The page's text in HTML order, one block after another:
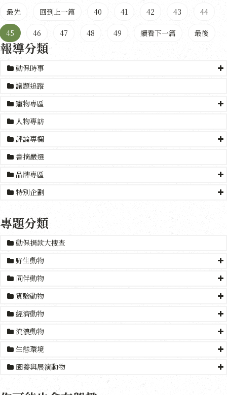
最先 回到上一篇 40 41 42 43 44
45 46 47 48 49 續看下一篇 最後
報導分類
動保時事
議題追蹤
寵物專區
人物專訪
評論專欄
書摘嚴選
品牌專區
特別企劃
專題分類
動保捐款大搜查
野生動物
同伴動物
實驗動物
經濟動物
流浪動物
生態環境
圈養與展演動物